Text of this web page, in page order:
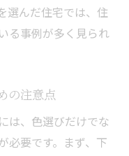
選んだ住宅では、住
る事例が多く見られ
の注意点
は、色選びだけでな
必要です。まず、下